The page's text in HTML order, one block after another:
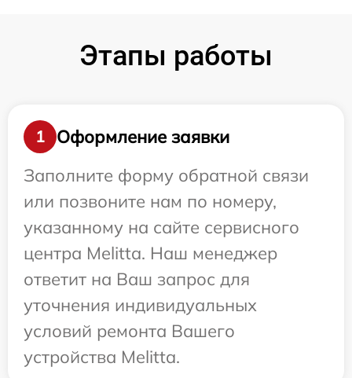
Этапы работы
1
Оформление заявки
Заполните форму обратной связи
или позвоните нам по номеру,
указанному на сайте сервисного
центра Melitta. Наш менеджер
ответит на Ваш запрос для
уточнения индивидуальных
условий ремонта Вашего
устройства Melitta.